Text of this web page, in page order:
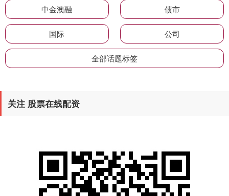
中金澳融 债市
国际 公司
全部话题标签
关注 股票在线配资